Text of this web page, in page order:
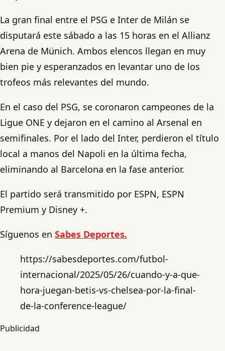
La gran final entre el PSG e Inter de Milán se
disputará este sábado a las 15 horas en el Allianz
Arena de Münich. Ambos elencos llegan en muy
bien pie y esperanzados en levantar uno de los
trofeos más relevantes del mundo.
En el caso del PSG, se coronaron campeones de la
Ligue ONE y dejaron en el camino al Arsenal en
semifinales. Por el lado del Inter, perdieron el título
local a manos del Napoli en la última fecha,
eliminando al Barcelona en la fase anterior.
El partido será transmitido por ESPN, ESPN
Premium y Disney +.
Síguenos en Sabes Deportes.
https://sabesdeportes.com/futbol-
internacional/2025/05/26/cuando-y-a-que-
hora-juegan-betis-vs-chelsea-por-la-final-
de-la-conference-league/
Publicidad